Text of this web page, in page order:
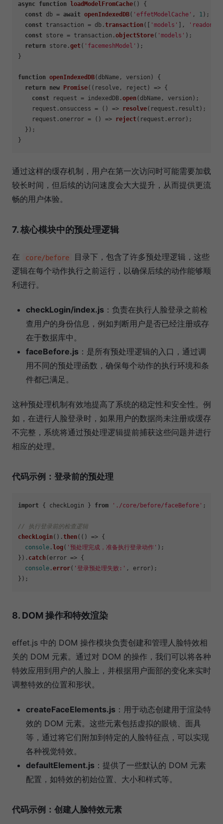
async
function loadModelFromCache( ) {
const db = await openIndexedDB( 'effetModelCache' , 1 );
const transaction = db.transaction([ 'models' ],
'readonly'
const store = transaction.objectStore( 'models' );
return store.get( 'facemeshModel' );
}
function openIndexedDB( dbName, version ) {
return
new Promise( ( resolve, reject ) => {
const request = indexedDB.open(dbName, version);
    request.
onsuccess = () => resolve(request. result );
    request.
onerror = () => reject(request. error );
  });
通过这样的缓存机制，用户在第一次访问时可能需要加载
较长时间，但后续的访问速度会大大提升，从而提供更流
畅的用户体验。
7. 核心模块中的预处理逻辑
在 core/before
目录下，包含了许多预处理逻辑，这些
逻辑在每个动作执行之前运行，以确保后续的动作能够顺
利进行。
checkLogin/index.js ：负责在执行人脸登录之前检
查用户的身份信息，例如判断用户是否已经注册或存
在于数据库中。
faceBefore.js ：是所有预处理逻辑的入口，通过调
用不同的预处理函数，确保每个动作的执行环境和条
件都已满足。
这种预处理机制有效地提高了系统的稳定性和安全性。例
如，在进行人脸登录时，如果用户的数据尚未注册或缓存
不完整，系统将通过预处理逻辑提前捕获这些问题并进行
相应的处理。
代码示例：登录前的预处理
import { checkLogin } from './core/before/faceBefore' ;
// 执行登录前的检查逻辑
checkLogin().then( () => {
console . log( '预处理完成，准备执行登录动作' );
}). catch( error => {
console .error( '登录预处理失败:' , error);
8. DOM 操作和特效渲染
effet.js 中的 DOM 操作模块负责创建和管理人脸特效相
关的 DOM 元素。通过对 DOM 的操作，我们可以将各种
特效应用到用户的人脸上，并根据用户面部的变化来实时
调整特效的位置和形状。
createFaceElements.js ：用于动态创建用于渲染特
效的 DOM 元素。这些元素包括虚拟的眼镜、面具
等，通过将它们附加到特定的人脸特征点，可以实现
各种视觉特效。
defaultElement.js ：提供了一些默认的 DOM 元素
配置，如特效的初始位置、大小和样式等。
代码示例：创建人脸特效元素